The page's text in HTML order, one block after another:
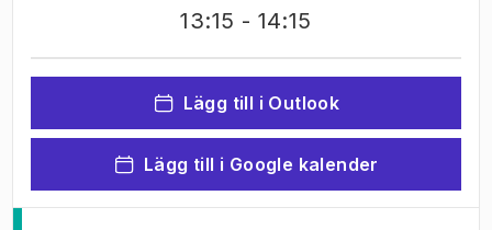
13:15 - 14:15
Lägg till i Outlook
Lägg till i Google kalender